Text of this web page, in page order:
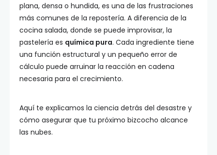
plana, densa o hundida, es una de las frustraciones
más comunes de la repostería. A diferencia de la
cocina salada, donde se puede improvisar, la
pastelería es química pura. Cada ingrediente tiene
una función estructural y un pequeño error de
cálculo puede arruinar la reacción en cadena
necesaria para el crecimiento.
Aquí te explicamos la ciencia detrás del desastre y
cómo asegurar que tu próximo bizcocho alcance
las nubes.